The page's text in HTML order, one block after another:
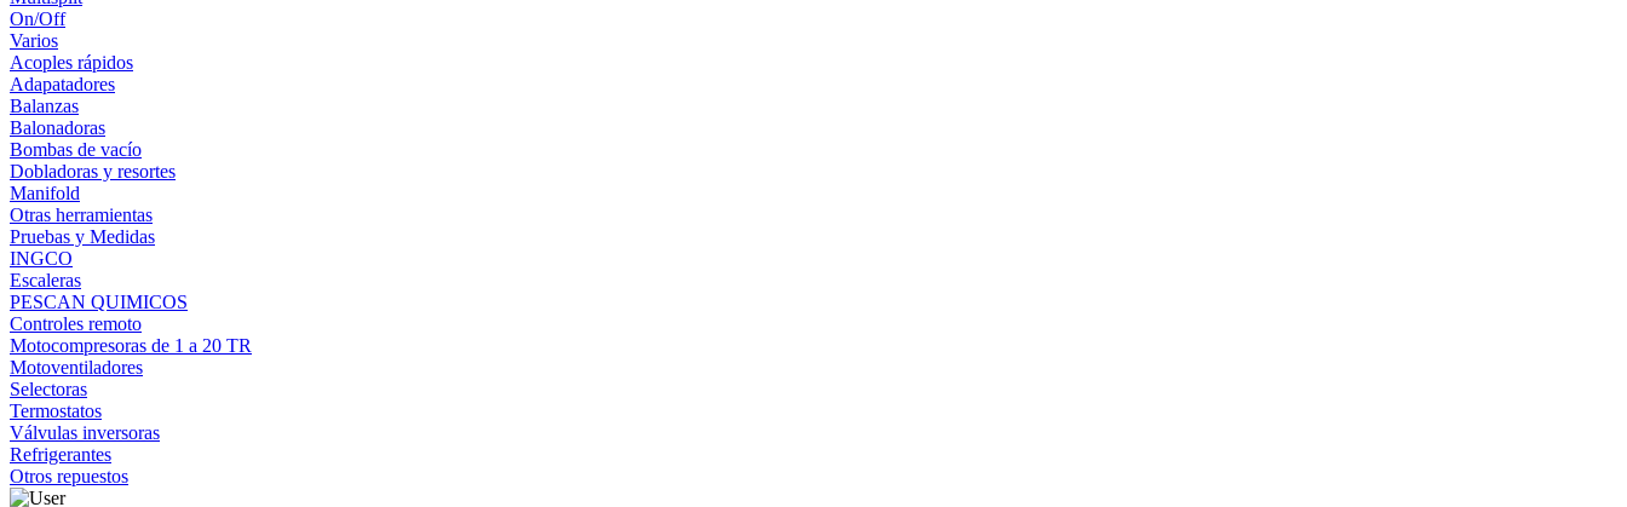
On/Off
Varios
Acoples rápidos
Adapatadores
Balanzas
Balonadoras
Bombas de vacío
Dobladoras y resortes
Manifold
Otras herramientas
Pruebas y Medidas
INGCO
Escaleras
PESCAN QUIMICOS
Controles remoto
Motocompresoras de 1 a 20 TR
Motoventiladores
Selectoras
Termostatos
Válvulas inversoras
Refrigerantes
Otros repuestos